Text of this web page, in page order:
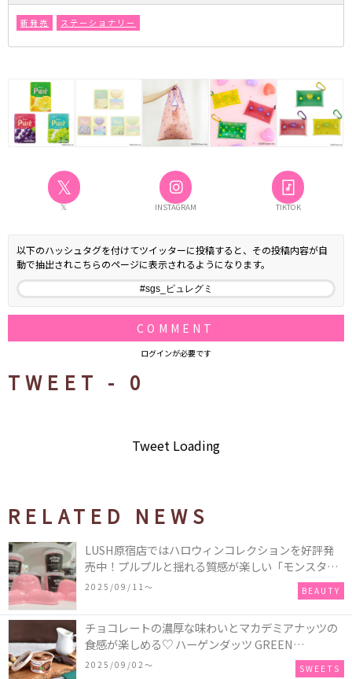
新発売 ステーショナリー
𝕏
𝕏 INSTAGRAM TIKTOK
以下のハッシュタグを付けてツイッターに投稿すると、その投稿内容が自
動で抽出されこちらのページに表示されるようになります。
COMMENT
ログインが必要です
TWEET - 0
Tweet Loading
RELATED NEWS
LUSH原宿店ではハロウィンコレクションを好評発
売中！プルプルと揺れる質感が楽しい「モンスター
オクトパス」や定番の「ゴースティー」「パンキン
2025/09/11〜 BEAUTY
チョコレートの濃厚な味わいとマカデミアナッツの
食感が楽しめる♡ ハーゲンダッツ GREEN
CRAFT(グリーンクラフト) ミニカップ『チョコレー
2025/09/02〜 SWEETS